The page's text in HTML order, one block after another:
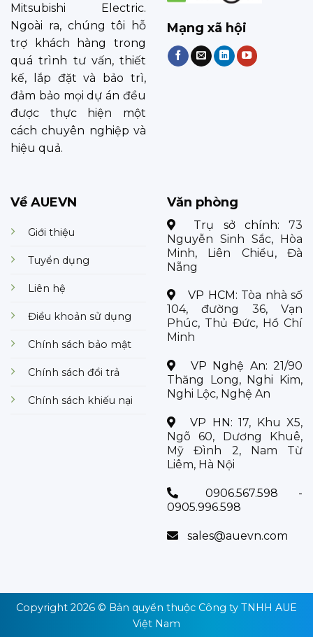
Mitsubishi Electric.
Ngoài ra, chúng tôi hỗ
trợ khách hàng trong
quá trình tư vấn, thiết
kế, lắp đặt và bảo trì,
đảm bảo mọi dự án đều
được thực hiện một
cách chuyên nghiệp và
hiệu quả.
Mạng xã hội
Về AUEVN
Giới thiệu
Tuyển dụng
Liên hệ
Điều khoản sử dụng
Chính sách bảo mật
Chính sách đổi trả
Chính sách khiếu nại
Văn phòng
Trụ sở chính: 73
Nguyễn Sinh Sắc, Hòa
Minh, Liên Chiểu, Đà
Nẵng
VP HCM: Tòa nhà số
104, đường 36, Vạn
Phúc, Thủ Đức, Hồ Chí
Minh
VP Nghệ An: 21/90
Thăng Long, Nghi Kim,
Nghi Lộc, Nghệ An
VP HN:17, Khu X5,
Ngõ 60, Dương Khuê,
Mỹ Đình 2, Nam Từ
Liêm, Hà Nội
0906.567.598 -
0905.996.598
sales@auevn.com
Copyright 2026 © Bản quyền thuộc Công ty TNHH AUE
Việt Nam